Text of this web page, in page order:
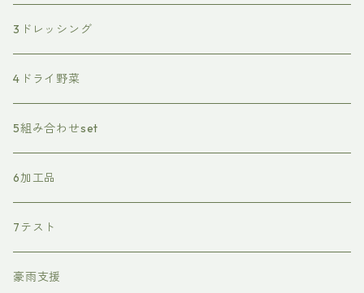
3ドレッシング
4ドライ野菜
5組み合わせset
6加工品
7テスト
豪雨支援